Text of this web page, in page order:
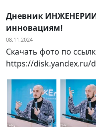
Дневник
инновациям!
08.11.2024
Скачать фото по
https://disk.yandex.ru/